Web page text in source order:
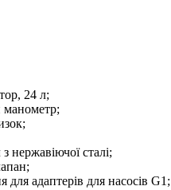
24 л;
манометр;
нержавіючої сталі;
для адаптерів для насосів G1;